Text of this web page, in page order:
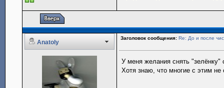
Anatoly
Заголовок сообщения: Re: До и после
У меня желания снять "зелёнку"
Хотя знаю, что многие с этим не